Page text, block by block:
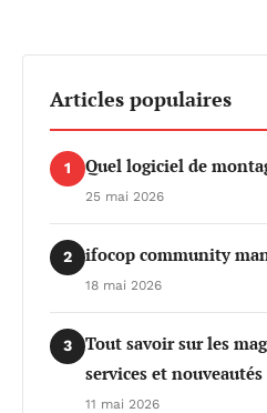
Articles populaires
1 Quel logiciel de
25 mai 2026
2 ifocop community
18 mai 2026
3
Tout savoir sur les
services et nouveautés
11 mai 2026